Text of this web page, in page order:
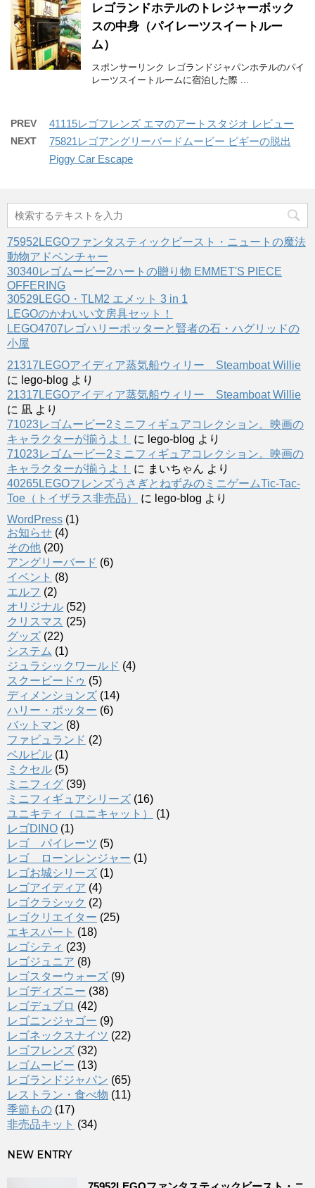
レゴランドホテルのトレジャーボック
スの中身（パイレーツスイートルー
ム）
スポンサーリンク レゴランドジャパンホテルのパイ
レーツスイートルームに宿泊した際 ...
PREV 41115レゴフレンズ エマのアートスタジオ レビュー
NEXT
75821レゴアングリーバードムービー ピギーの脱出
Piggy Car Escape
75952LEGOファンタスティックビースト・ニュートの魔法
動物アドベンチャー
30340レゴムービー2ハートの贈り物 EMMET'S PIECE
OFFERING
30529LEGO・TLM2 エメット 3 in 1
LEGOのかわいい文房具セット！
LEGO4707レゴハリーポッターと賢者の石・ハグリッドの
小屋
21317LEGOアイディア蒸気船ウィリー Steamboat Willie
に lego-blog より
21317LEGOアイディア蒸気船ウィリー Steamboat Willie
に 凪 より
71023レゴムービー2ミニフィギュアコレクション。映画の
キャラクターが揃うよ！
に lego-blog より
71023レゴムービー2ミニフィギュアコレクション。映画の
キャラクターが揃うよ！
に まいちゃん より
40265LEGOフレンズうさぎとねずみのミニゲームTic-Tac-
Toe（トイザラス非売品）
に lego-blog より
WordPress (1)
お知らせ (4)
その他 (20)
アングリーバード (6)
イベント (8)
エルフ (2)
オリジナル (52)
クリスマス (25)
グッズ (22)
システム (1)
ジュラシックワールド (4)
スクービードゥ (5)
ディメンションズ (14)
ハリー・ポッター (6)
バットマン (8)
ファビュランド (2)
ベルビル (1)
ミクセル (5)
ミニフィグ (39)
ミニフィギュアシリーズ (16)
ユニキティ（ユニキャット）
(1)
レゴDINO (1)
レゴ パイレーツ (5)
レゴ ローンレンジャー (1)
レゴお城シリーズ (1)
レゴアイディア (4)
レゴクラシック (2)
レゴクリエイター (25)
エキスパート (18)
レゴシティ (23)
レゴジュニア (8)
レゴスターウォーズ (9)
レゴディズニー (38)
レゴデュプロ (42)
レゴニンジャゴー (9)
レゴネックスナイツ (22)
レゴフレンズ (32)
レゴムービー (13)
レゴランドジャパン (65)
レストラン・食べ物 (11)
季節もの (17)
非売品キット (34)
NEW ENTRY